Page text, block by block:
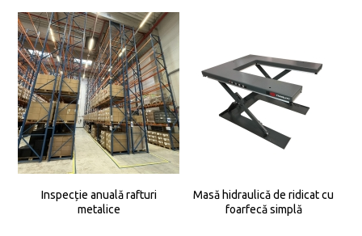
Inspecție anuală rafturi
metalice
Masă hidraulică de ridicat cu
foarfecă simplă